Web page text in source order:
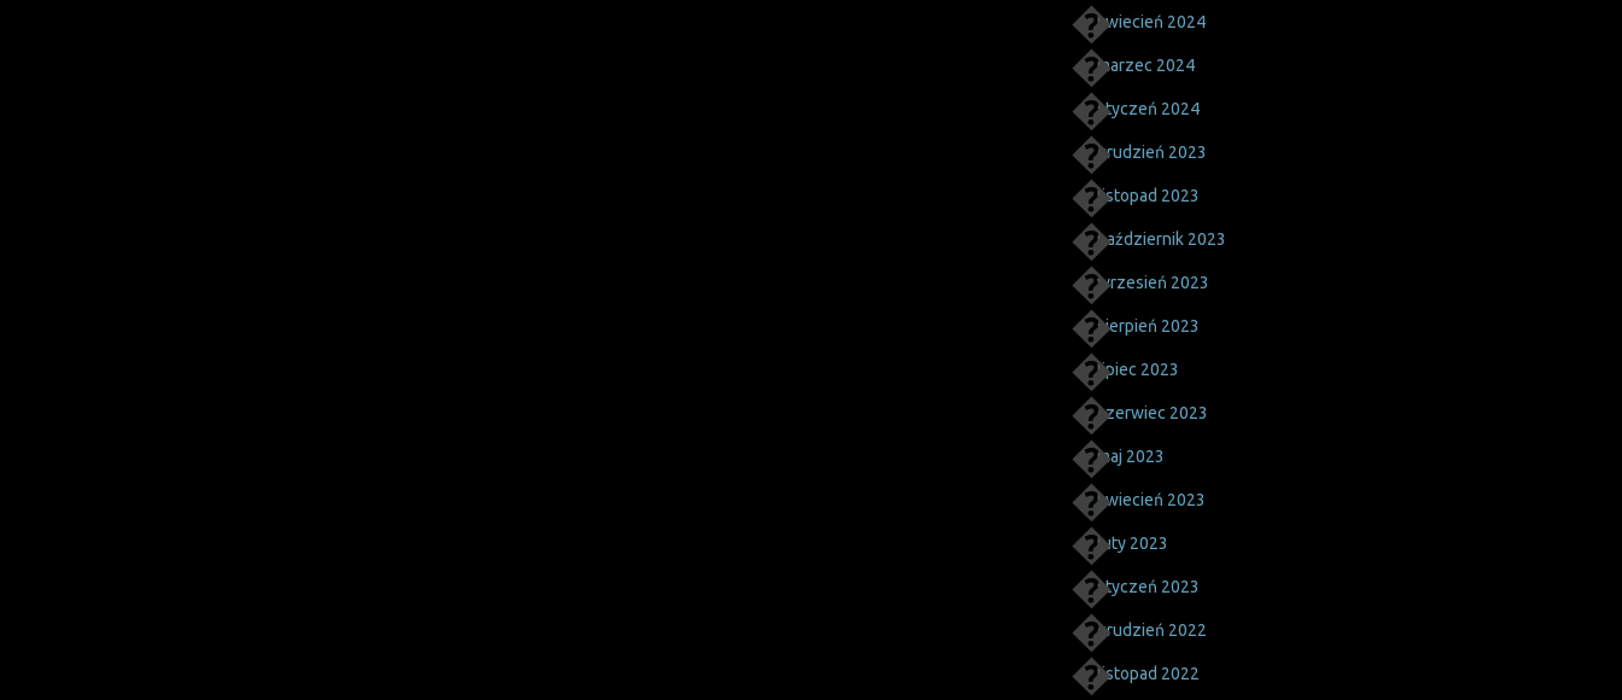
kwiecień 2024
marzec 2024
styczeń 2024
grudzień 2023
listopad 2023
październik 2023
wrzesień 2023
sierpień 2023
lipiec 2023
czerwiec 2023
maj 2023
kwiecień 2023
luty 2023
styczeń 2023
grudzień 2022
listopad 2022